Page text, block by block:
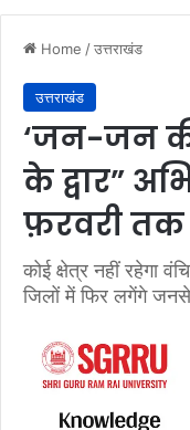
Home /उत्तराखंड
उत्तराखंड
‘जन-जन
के द्वार”
फ़रवरी तक
कोई क्षेत्र नहीं रहेगा
जिलों में फिर लगेंगे